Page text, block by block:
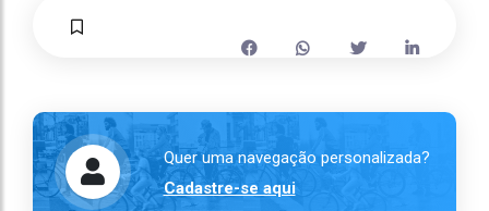
Quer uma navegação personalizada?
Cadastre-se aqui